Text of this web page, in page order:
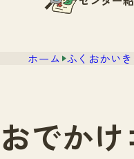
ホーム ふくおかい
おでか